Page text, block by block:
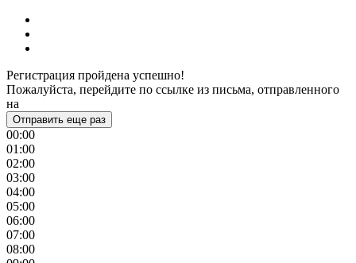
Регистрация пройдена успешно!
Пожалуйста, перейдите по ссылке из письма, отправленного
на
Отправить еще раз
00:00
01:00
02:00
03:00
04:00
05:00
06:00
07:00
08:00